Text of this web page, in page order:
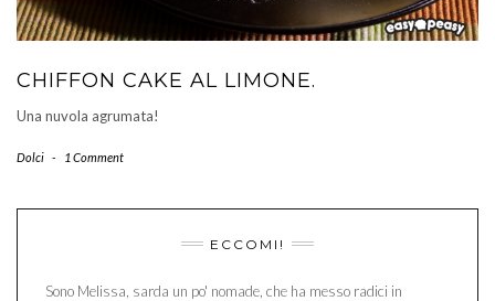
CHIFFON CAKE AL LIMONE.
Una nuvola agrumata!
Dolci - 1 Comment
ECCOMI!
Sono Melissa, sarda un po' nomade, che ha messo radici in